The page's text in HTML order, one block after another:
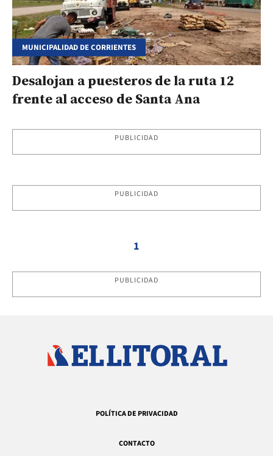
MUNICIPALIDAD DE CORRIENTES
Desalojan a puesteros de la ruta 12
frente al acceso de Santa Ana
PUBLICIDAD
PUBLICIDAD
1
PUBLICIDAD
POLÍTICA DE PRIVACIDAD
CONTACTO